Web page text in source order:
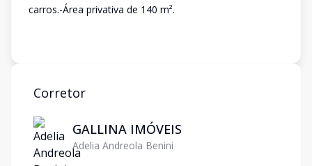
carros.-Área privativa de 140 m².
Corretor
GALLINA IMÓVEIS
Adelia Andreola Benini